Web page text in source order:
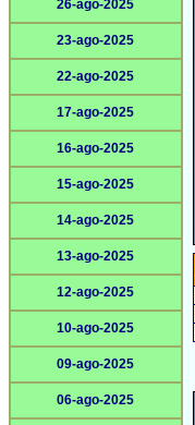
26-ago-2025
23-ago-2025
22-ago-2025
17-ago-2025
16-ago-2025
15-ago-2025
14-ago-2025
13-ago-2025
12-ago-2025
10-ago-2025
09-ago-2025
06-ago-2025